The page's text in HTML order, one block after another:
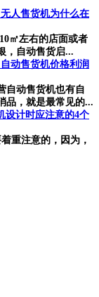
无人售货机为什么在
㎡左右的店面或者
，自动售货启...
自动售货机价格利润
自动售货机也有自
品，就是最常见的...
设计时应注意的4个
重注意的，因为，